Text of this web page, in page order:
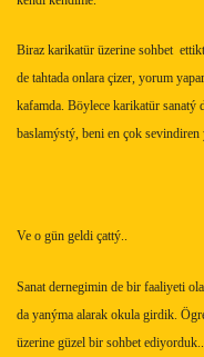
Biraz karikatür üzerine sohbet
de tahtada onlara çizer, yorum
kafamda. Böylece karikatür
baslamýstý, beni en çok sevindiren
Ve o gün geldi çattý..
Sanat dernegimin de bir faaliyeti
da yanýma alarak okula girdik.
üzerine güzel bir sohbet